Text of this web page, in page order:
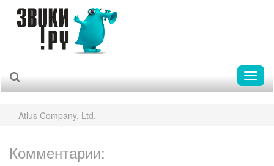
Atlus Company, Ltd.
Комментарии: